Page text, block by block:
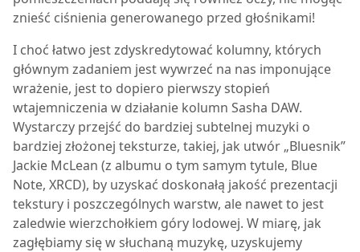
znieść ciśnienia generowanego przed głośnikami!
I choć łatwo jest zdyskredytować kolumny, których
głównym zadaniem jest wywrzeć na nas imponujące
wrażenie, jest to dopiero pierwszy stopień
wtajemniczenia w działanie kolumn Sasha DAW.
Wystarczy przejść do bardziej subtelnej muzyki o
bardziej złożonej teksturze, takiej, jak utwór „Bluesnik”
Jackie McLean (z albumu o tym samym tytule, Blue
Note, XRCD), by uzyskać doskonałą jakość prezentacji
tekstury i poszczególnych warstw, ale nawet to jest
zaledwie wierzchołkiem góry lodowej. W miarę, jak
zagłębiamy się w słuchaną muzykę, uzyskujemy